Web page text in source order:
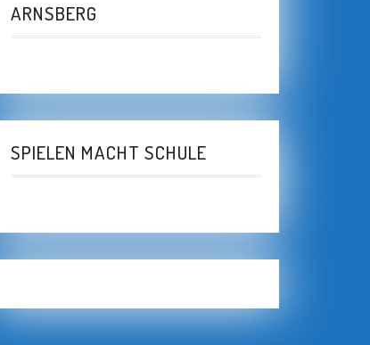
ARNSBERG
SPIELEN MACHT SCHULE